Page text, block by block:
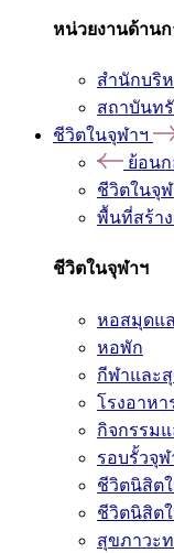
หน่วยงานด้านก
สำนักบริ
สถาบันท
ชีวิตในจุฬาฯ
ย้อน
ชีวิตในจุฬ
พื้นที่สร้า
ชีวิตในจุฬาฯ
หอสมุดแ
หอพัก
กีฬาและ
โรงอาหา
กิจกรรม
รอบรั้วจุฬ
ชีวิตนิสิต
ชีวิตนิสิต
สุขภาวะ